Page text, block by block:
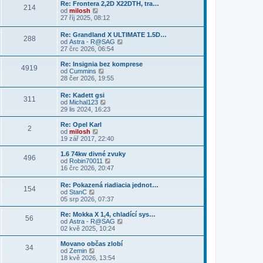
ě
v
e
k
p
í
ě
v
e
e
n
í
p
ř
í
p
ě
v
e
k
p
s
l
e
d
n
í
p
í
p
e
k
r
z
t
p
o
s
l
e
d
n
í
p
ř
í
p
ě
v
e
214
Re: Frontera 2,2D X22DTH, tra…
od milosh
o
a
z
i
t
p
o
s
l
e
d
n
í
p
í
ě
v
e
k
27 říj 2025, 08:12
288
Re: Grandland X ULTIMATE 1.5D…
od Astra - R@SAG
b
r
a
t
l
í
p
p
ě
27 črc 2026, 06:54
4919
Re: Insignia bez komprese
od Cummins
o
a
z
i
t
s
l
e
d
n
í
p
í
p
ě
v
e
28 čer 2026, 19:55
311
Re: Kadett gsi
od Michal123
o
b
z
p
o
s
l
e
n
í
p
ř
í
s
p
v
29 lis 2024, 16:23
2
Re: Opel Karl
od milosh
o
b
r
a
z
t
p
s
l
e
d
n
í
p
í
19 zář 2017, 22:40
496
1.6 74kw divné zvuky
od Robin70011
o
a
z
i
t
p
o
s
l
e
n
16 črc 2026, 20:47
154
Re: Pokazená riadiacia jednot…
od StanC
o
b
r
a
z
i
t
p
o
05 srp 2026, 07:37
56
Re: Mokka X 1,4, chladící sys…
od Astra - R@SAG
b
02 kvě 2025, 10:24
34
Movano občas zlobí
od Zemin
o
18 kvě 2026, 13:54